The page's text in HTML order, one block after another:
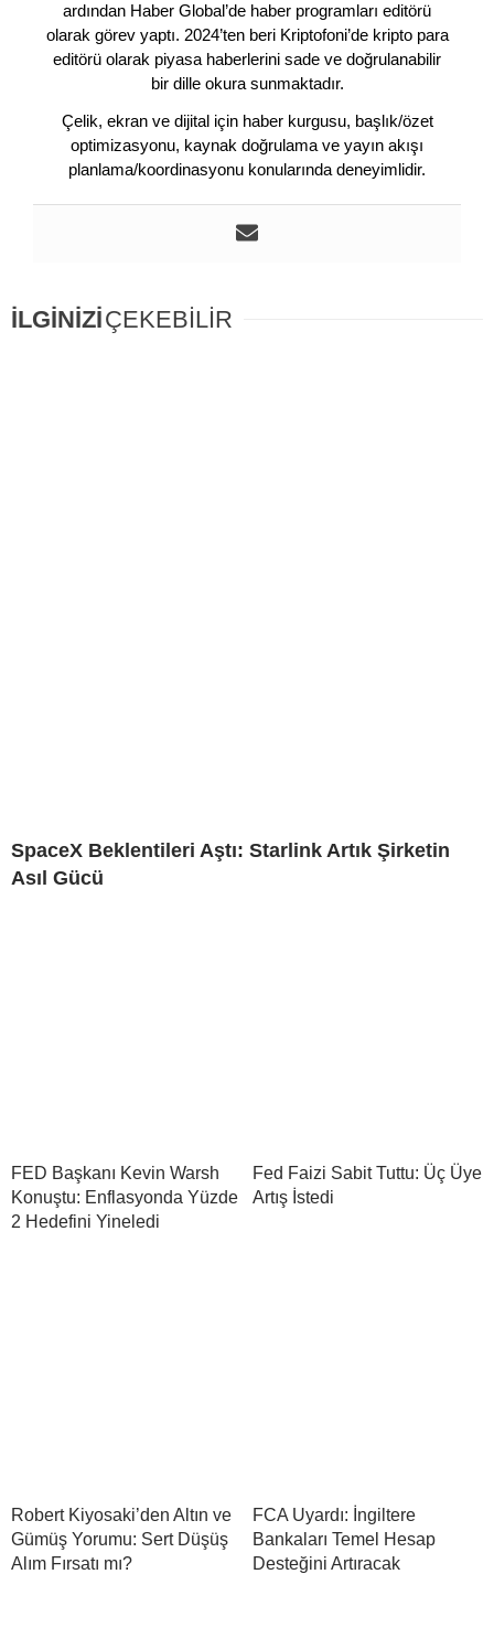
ardından Haber Global’de haber programları editörü
olarak görev yaptı. 2024’ten beri Kriptofoni’de kripto para
editörü olarak piyasa haberlerini sade ve doğrulanabilir
bir dille okura sunmaktadır.
Çelik, ekran ve dijital için haber kurgusu, başlık/özet
optimizasyonu, kaynak doğrulama ve yayın akışı
planlama/koordinasyonu konularında deneyimlidir.
İLGİNİZİÇEKEBİLİR
SpaceX Beklentileri Aştı: Starlink Artık Şirketin
Asıl Gücü
FED Başkanı Kevin Warsh
Konuştu: Enflasyonda Yüzde
2 Hedefini Yineledi
Fed Faizi Sabit Tuttu: Üç Üye
Artış İstedi
Robert Kiyosaki’den Altın ve
Gümüş Yorumu: Sert Düşüş
Alım Fırsatı mı?
FCA Uyardı: İngiltere
Bankaları Temel Hesap
Desteğini Artıracak